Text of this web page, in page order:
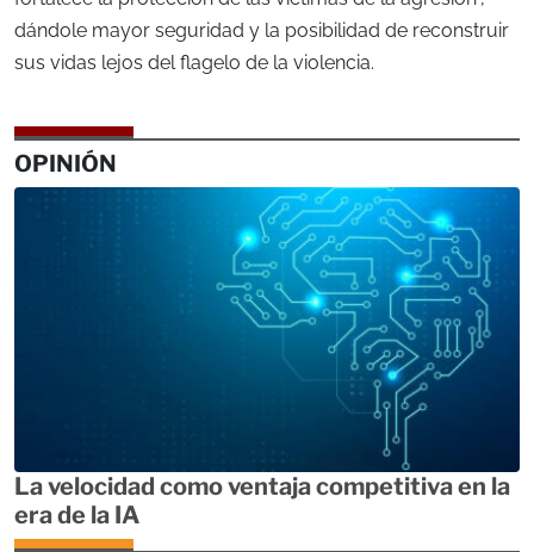
dándole mayor seguridad y la posibilidad de reconstruir
sus vidas lejos del flagelo de la violencia.
OPINIÓN
La velocidad como ventaja competitiva en la
era de la IA